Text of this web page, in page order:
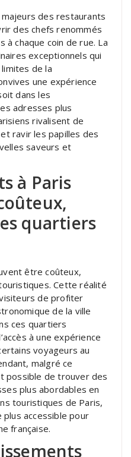
majeurs des restaurants
des chefs renommés
à chaque coin de rue. La
exceptionnels qui
de la
une expérience
dans les
adresses plus
rivalisent de
ravir les papilles des
saveurs et
à Paris
quartiers
être coûteux,
Cette réalité
de profiter
de la ville
ces quartiers
à une expérience
voyageurs au
malgré ce
possible de trouver des
plus abordables en
touristiques de Paris,
accessible pour
française.